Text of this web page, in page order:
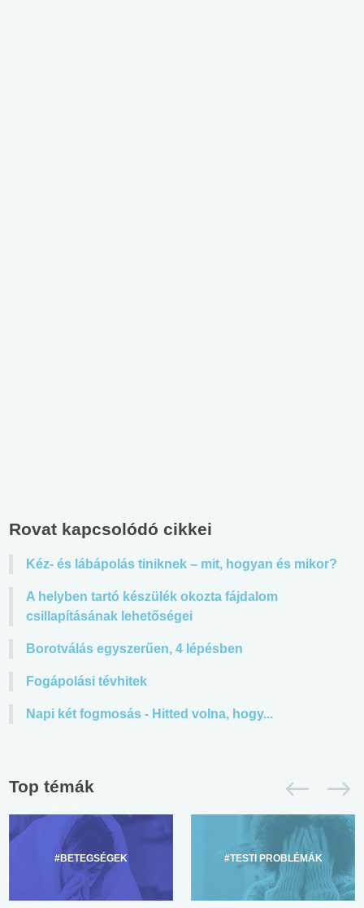
Rovat kapcsolódó cikkei
Kéz- és lábápolás tiniknek – mit, hogyan és mikor?
A helyben tartó készülék okozta fájdalom
csillapításának lehetőségei
Borotválás egyszerűen, 4 lépésben
Fogápolási tévhitek
Napi két fogmosás - Hitted volna, hogy...
Top témák
#BETEGSÉGEK #TESTI PROBLÉMÁK